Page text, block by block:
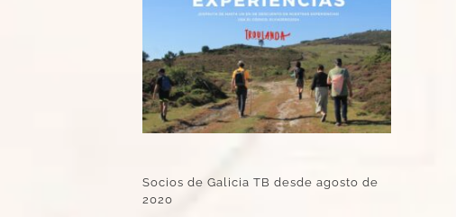
Socios de Galicia TB desde agosto de
2020